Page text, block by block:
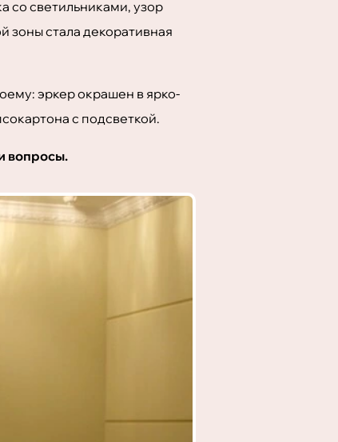
со светильниками, узор
зоны стала декоративная
эркер окрашен в ярко-
с подсветкой.
вопросы.